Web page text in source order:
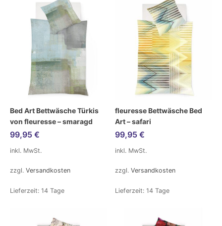
Bed Art Bettwäsche Türkis
von fleuresse – smaragd
99,95 €
inkl. MwSt.
zzgl. Versandkosten
Lieferzeit: 14 Tage
fleuresse Bettwäsche Bed
Art – safari
99,95 €
inkl. MwSt.
zzgl. Versandkosten
Lieferzeit: 14 Tage